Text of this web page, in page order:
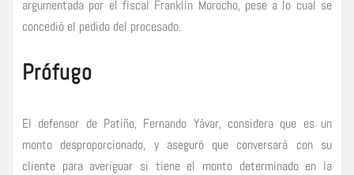
argumentada por el fiscal Franklin Morocho, pese a lo cual se
concedió el pedido del procesado.
Prófugo
El defensor de Patiño, Fernando Yávar, considera que es un
monto desproporcionado, y aseguró que conversará con su
cliente para averiguar si tiene el monto determinado en la